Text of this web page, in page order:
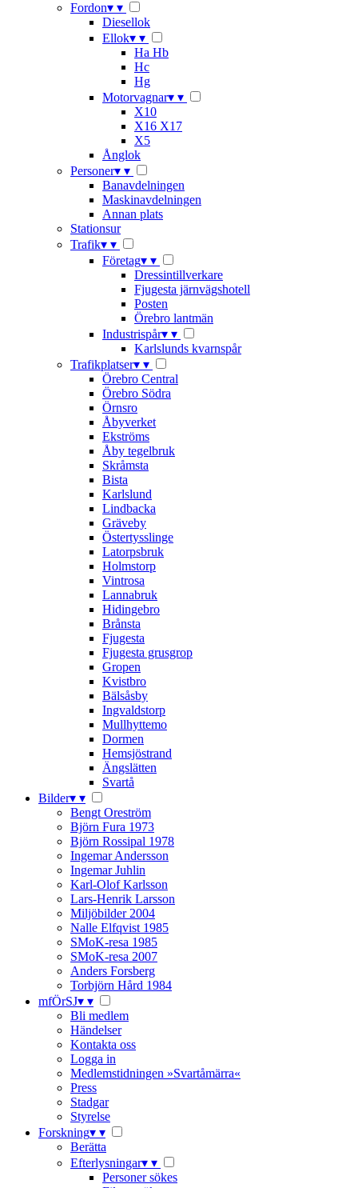
Fordon▾ ▾
Diesellok
Ellok▾ ▾
Ha Hb
Hc
Hg
Motorvagnar▾ ▾
X10
X16 X17
X5
Ånglok
Personer▾ ▾
Banavdelningen
Maskinavdelningen
Annan plats
Stationsur
Trafik▾ ▾
Företag▾ ▾
Dressintillverkare
Fjugesta järnvägshotell
Posten
Örebro lantmän
Industrispår▾ ▾
Karlslunds kvarnspår
Trafikplatser▾ ▾
Örebro Central
Örebro Södra
Örnsro
Åbyverket
Ekströms
Åby tegelbruk
Skråmsta
Bista
Karlslund
Lindbacka
Gräveby
Östertysslinge
Latorpsbruk
Holmstorp
Vintrosa
Lannabruk
Hidingebro
Brånsta
Fjugesta
Fjugesta grusgrop
Gropen
Kvistbro
Bälsåsby
Ingvaldstorp
Mullhyttemo
Dormen
Hemsjöstrand
Ängslätten
Svartå
Bilder▾ ▾
Bengt Oreström
Björn Fura 1973
Björn Rossipal 1978
Ingemar Andersson
Ingemar Juhlin
Karl-Olof Karlsson
Lars-Henrik Larsson
Miljöbilder 2004
Nalle Elfqvist 1985
SMoK-resa 1985
SMoK-resa 2007
Anders Forsberg
Torbjörn Hård 1984
mfÖrSJ▾ ▾
Bli medlem
Händelser
Kontakta oss
Logga in
Medlemstidningen »Svartåmärra«
Press
Stadgar
Styrelse
Forskning▾ ▾
Berätta
Efterlysningar▾ ▾
Personer sökes